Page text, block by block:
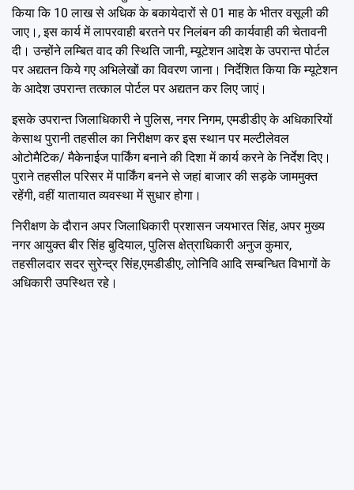
किया कि 10 लाख से अधिक के बकायेदारों से 01 माह के भीतर वसूली की
जाए।, इस कार्य में लापरवाही बरतने पर निलंबन की कार्यवाही की चेतावनी
दी। उन्होंने लम्बित वाद की स्थिति जानी, म्यूटेशन आदेश के उपरान्त पोर्टल
पर अद्यतन किये गए अभिलेखों का विवरण जाना। निर्देशित किया कि म्यूटेशन
के आदेश उपरान्त तत्काल पोर्टल पर अद्यतन कर लिए जाएं।
इसके उपरान्त जिलाधिकारी ने पुलिस, नगर निगम, एमडीडीए के अधिकारियों
केसाथ पुरानी तहसील का निरीक्षण कर इस स्थान पर मल्टीलेवल
ओटोमैटिक/ मैकेनाईज पार्किंग बनाने की दिशा में कार्य करने के निर्देश दिए।
पुराने तहसील परिसर में पार्किंग बनने से जहां बाजार की सड़के जाममुक्त
रहेंगी, वहीं यातायात व्यवस्था में सुधार होगा।
निरीक्षण के दौरान अपर जिलाधिकारी प्रशासन जयभारत सिंह, अपर मुख्य
नगर आयुक्त बीर सिंह बुदियाल, पुलिस क्षेत्राधिकारी अनुज कुमार,
तहसीलदार सदर सुरेन्द्र सिंह,एमडीडीए, लोनिवि आदि सम्बन्धित विभागों के
अधिकारी उपस्थित रहे।